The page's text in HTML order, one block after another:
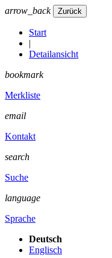
arrow_back
Start
|
Detailansicht
bookmark
Merkliste
email
Kontakt
search
Suche
language
Sprache
Deutsch
Englisch